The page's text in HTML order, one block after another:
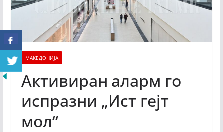
МАКЕДОНИЈА
Активиран аларм го
испразни „Ист гејт
мол“